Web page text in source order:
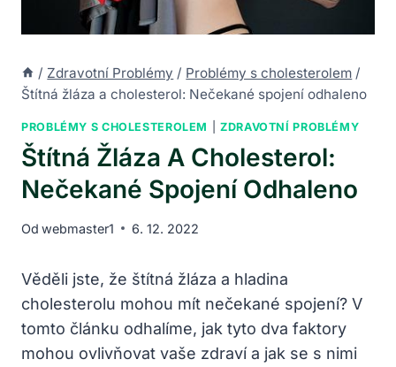
/ Zdravotní Problémy / Problémy s cholesterolem /
Štítná žláza a cholesterol: Nečekané spojení odhaleno
PROBLÉMY S CHOLESTEROLEM |ZDRAVOTNÍ PROBLÉMY
Štítná Žláza A Cholesterol:
Nečekané Spojení Odhaleno
Od webmaster1 6. 12. 2022
Věděli jste, že štítná žláza a hladina
cholesterolu mohou mít nečekané spojení? V
tomto článku odhalíme, jak tyto dva faktory
mohou ovlivňovat vaše zdraví a jak se s nimi